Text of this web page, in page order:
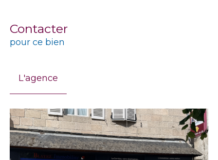
Contacter
pour ce bien
L'agence